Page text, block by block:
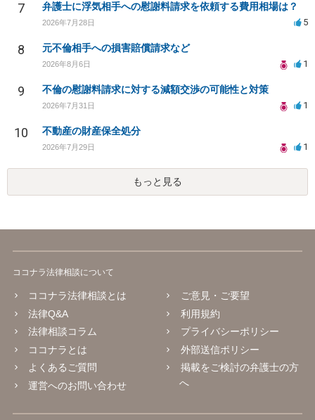
7 弁護士に浮気相手への慰謝料請求を依頼する費用相場は？
2026年7月28日 5
8 元不倫相手への損害賠償請求など
2026年8月6日 1
9 不倫の慰謝料請求に対する減額交渉の可能性と対策
2026年7月31日 1
10 不動産の財産保全処分
2026年7月29日 1
もっと見る
ココナラ法律相談について
ココナラ法律相談とは
法律Q&A
法律相談コラム
ココナラとは
よくあるご質問
運営へのお問い合わせ
ご意見・ご要望
利用規約
プライバシーポリシー
外部送信ポリシー
掲載をご検討の弁護士の方
へ